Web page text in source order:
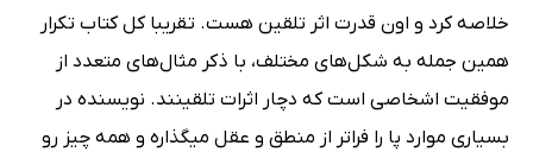
خلاصه کرد و اون قدرت اثر تلقین هست. تقریبا کل کتاب تکرار
همین جمله به شکل‌های مختلف، با ذکر مثال‌های متعدد از
موفقیت اشخاصی است که دچار اثرات تلقینند. نویسنده در
بسیاری موارد پا را فراتر از منطق و عقل میگذاره و همه چیز رو